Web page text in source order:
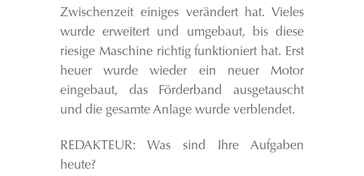
Zwischenzeit einiges verändert hat. Vieles
wurde erweitert und umgebaut, bis diese
riesige Maschine richtig funktioniert hat. Erst
heuer wurde wieder ein neuer Motor
eingebaut, das Förderband ausgetauscht
und die gesamte Anlage wurde verblendet.
REDAKTEUR: Was sind Ihre Aufgaben
heute?